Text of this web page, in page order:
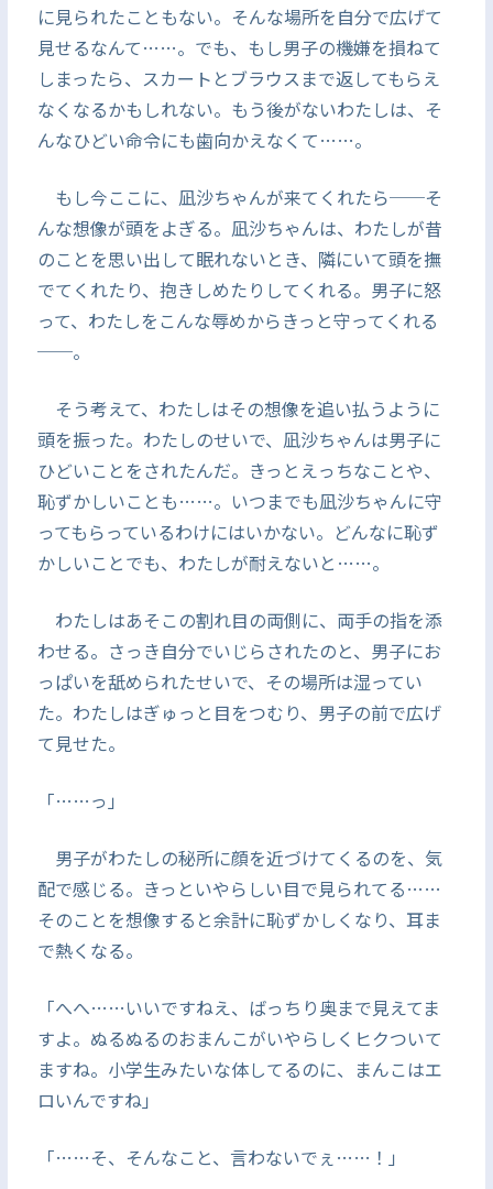
に見られたこともない。そんな場所を自分で広げて
見せるなんて……。でも、もし男子の機嫌を損ねて
しまったら、スカートとブラウスまで返してもらえ
なくなるかもしれない。もう後がないわたしは、そ
んなひどい命令にも歯向かえなくて……。
もし今ここに、凪沙ちゃんが来てくれたら──そ
んな想像が頭をよぎる。凪沙ちゃんは、わたしが昔
のことを思い出して眠れないとき、隣にいて頭を撫
でてくれたり、抱きしめたりしてくれる。男子に怒
って、わたしをこんな辱めからきっと守ってくれる
──。
そう考えて、わたしはその想像を追い払うように
頭を振った。わたしのせいで、凪沙ちゃんは男子に
ひどいことをされたんだ。きっとえっちなことや、
恥ずかしいことも……。いつまでも凪沙ちゃんに守
ってもらっているわけにはいかない。どんなに恥ず
かしいことでも、わたしが耐えないと……。
わたしはあそこの割れ目の両側に、両手の指を添
わせる。さっき自分でいじらされたのと、男子にお
っぱいを舐められたせいで、その場所は湿ってい
た。わたしはぎゅっと目をつむり、男子の前で広げ
て見せた。
「……っ」
男子がわたしの秘所に顔を近づけてくるのを、気
配で感じる。きっといやらしい目で見られてる……
そのことを想像すると余計に恥ずかしくなり、耳ま
で熱くなる。
「へへ……いいですねえ、ばっちり奥まで見えてま
すよ。ぬるぬるのおまんこがいやらしくヒクついて
ますね。小学生みたいな体してるのに、まんこはエ
ロいんですね」
「……そ、そんなこと、言わないでぇ……！」